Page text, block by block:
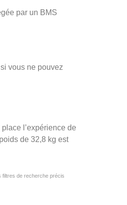
par un BMS
vous ne pouvez
l’expérience de
de 32,8 kg est
filtres de recherche précis